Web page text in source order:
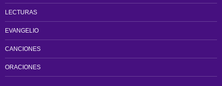
LECTURAS
EVANGELIO
CANCIONES
ORACIONES